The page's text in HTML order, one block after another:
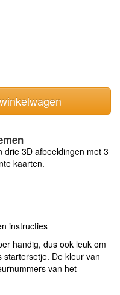
drie 3D afbeeldingen met 3
kaarten.
instructies
handig, dus ook leuk om
De kleur van
van het